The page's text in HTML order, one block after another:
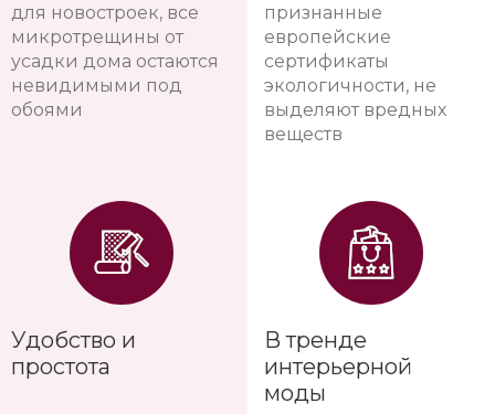
для новостроек, все
микротрещины от
усадки дома остаются
невидимыми под
обоями
Удобство и
простота
признанные
европейские
сертификаты
экологичности, не
выделяют вредных
веществ
В тренде
интерьерной
моды